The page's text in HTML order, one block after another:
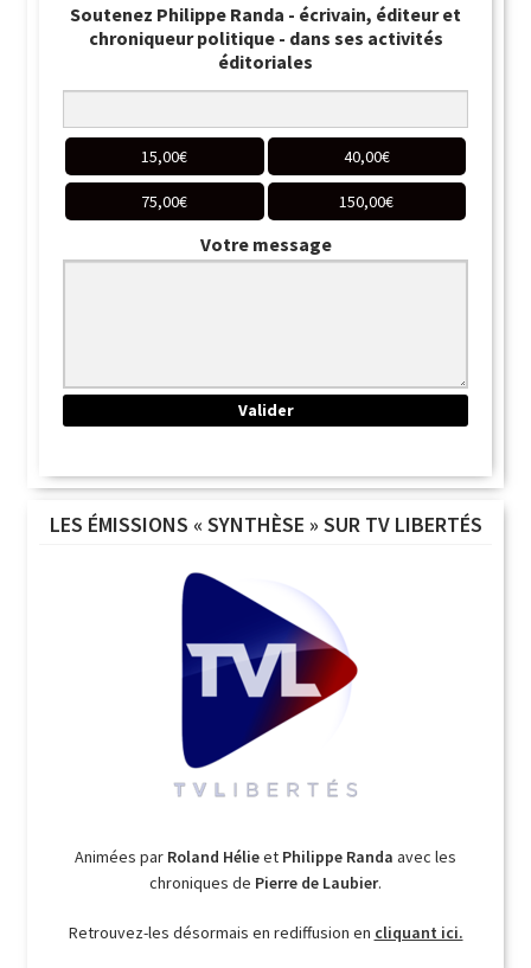
Soutenez Philippe Randa - écrivain, éditeur et
chroniqueur politique - dans ses activités
éditoriales
15,00€ 40,00€
75,00€ 150,00€
Votre message
LES ÉMISSIONS « SYNTHÈSE » SUR TV LIBERTÉS
Animées par Roland Hélieet Philippe Randa avec les
chroniques de Pierre de Laubier.
Retrouvez-les désormais en rediffusion en cliquant ici.